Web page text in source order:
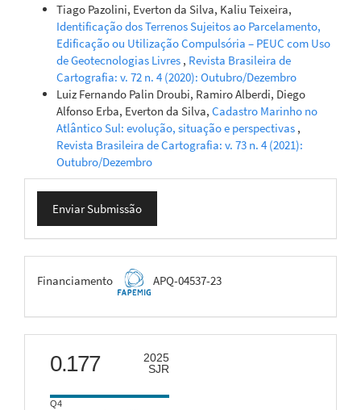
Tiago Pazolini, Everton da Silva, Kaliu Teixeira,
Identificação dos Terrenos Sujeitos ao Parcelamento,
Edificação ou Utilização Compulsória – PEUC com Uso
de Geotecnologias Livres , Revista Brasileira de
Cartografia: v. 72 n. 4 (2020): Outubro/Dezembro
Luiz Fernando Palin Droubi, Ramiro Alberdi, Diego
Alfonso Erba, Everton da Silva, Cadastro Marinho no
Atlântico Sul: evolução, situação e perspectivas ,
Revista Brasileira de Cartografia: v. 73 n. 4 (2021):
Outubro/Dezembro
Enviar
Submissão
Enviar Submissão
FAPEMIG
Financiamento APQ-04537-23
scimago
0.177
2025
SJR
Q4